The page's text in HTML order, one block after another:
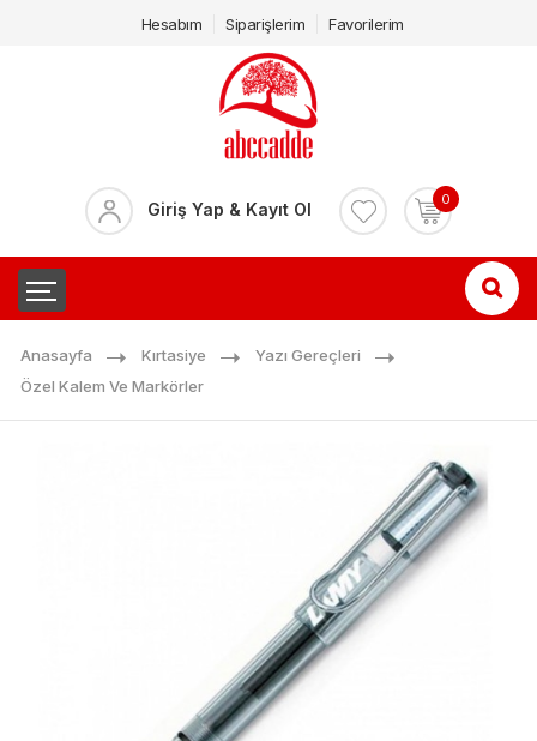
Hesabım Siparişlerim Favorilerim
Giriş Yap & Kayıt Ol 0
Anasayfa Kırtasiye
Yazı Gereçleri
Özel Kalem Ve Markörler